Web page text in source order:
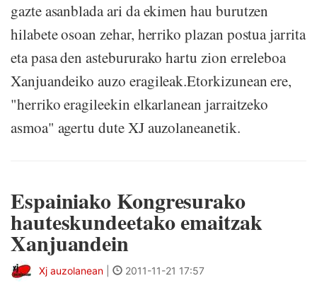
gazte asanblada ari da ekimen hau burutzen
hilabete osoan zehar, herriko plazan postua jarrita
eta pasa den astebururako hartu zion erreleboa
Xanjuandeiko auzo eragileak.Etorkizunean ere,
"herriko eragileekin elkarlanean jarraitzeko
asmoa" agertu dute XJ auzolaneanetik.
Espainiako Kongresurako
hauteskundeetako emaitzak
Xanjuandein
Xj auzolanean 2011-11-21 17:57